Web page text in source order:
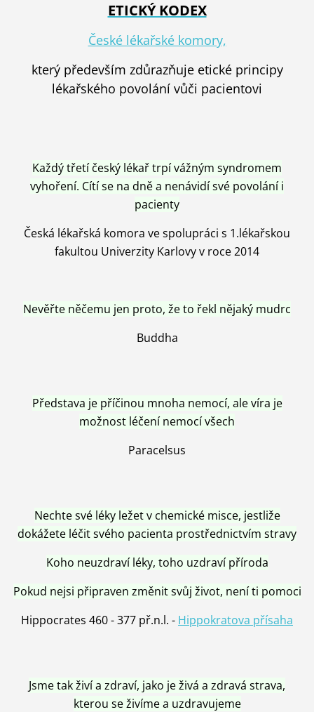
ETICKÝ KODEX
České lékařské komory,
který především zdůrazňuje etické principy
lékařského povolání vůči pacientovi
Každý třetí český lékař trpí vážným syndromem
vyhoření. Cítí se na dně a nenávidí své povolání i
pacienty
Česká lékařská komora ve spolupráci s 1.lékařskou
fakultou Univerzity Karlovy v roce 2014
Nevěřte něčemu jen proto, že to řekl nějaký mudrc
Buddha
Představa je příčinou mnoha nemocí, ale víra je
možnost léčení nemocí všech
Paracelsus
Nechte své léky ležet v chemické misce, jestliže
dokážete léčit svého pacienta prostřednictvím stravy
Koho neuzdraví léky, toho uzdraví příroda
Pokud nejsi připraven změnit svůj život, není ti pomoci
Hippocrates 460 - 377 př.n.l. - Hippokratova přísaha
Jsme tak živí a zdraví, jako je živá a zdravá strava,
kterou se živíme a uzdravujeme